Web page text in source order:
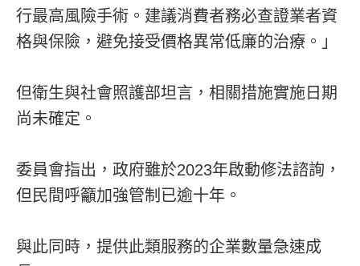
行最高風險手術。建議消費者務必查證業者資
格與保險，避免接受價格異常低廉的治療。」
但衛生與社會照護部坦言，相關措施實施日期
尚未確定。
委員會指出，政府雖於2023年啟動修法諮詢，
但民間呼籲加強管制已逾十年。
與此同時，提供此類服務的企業數量急速成